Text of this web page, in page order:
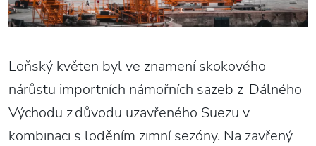
Loňský květen byl ve znamení skokového
nárůstu importních námořních sazeb z Dálného
Východu z důvodu uzavřeného Suezu v
kombinaci s loděním zimní sezóny. Na zavřený